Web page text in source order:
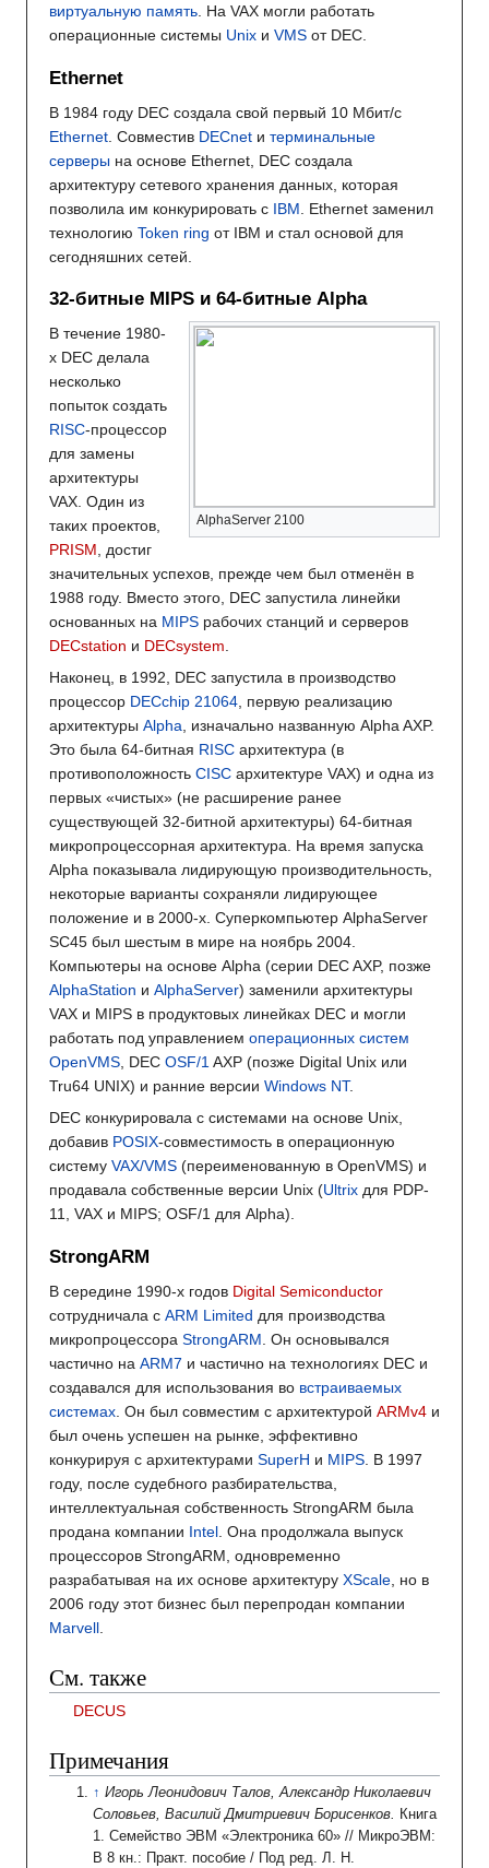
виртуальную память. На VAX могли работать
операционные системы Unix и VMS от DEC.
Ethernet
В 1984 году DEC создала свой первый 10 Мбит/с
Ethernet . Совместив DECnet и терминальные
серверы на основе Ethernet, DEC создала
архитектуру сетевого хранения данных, которая
позволила им конкурировать с IBM . Ethernet заменил
технологию Token ring от IBM и стал основой для
сегодняшних сетей.
32-битные MIPS и 64-битные Alpha
AlphaServer 2100
В течение 1980-
х DEC делала
несколько
попыток создать
RISC-процессор
для замены
архитектуры
VAX. Один из
таких проектов,
PRISM, достиг
значительных успехов, прежде чем был отменён в
1988 году. Вместо этого, DEC запустила линейки
основанных на MIPS рабочих станций и серверов
DECstation и DECsystem.
Наконец, в 1992, DEC запустила в производство
процессор DECchip 21064, первую реализацию
архитектуры Alpha, изначально названную Alpha AXP.
Это была 64-битная RISC архитектура (в
противоположность CISC архитектуре VAX) и одна из
первых «чистых» (не расширение ранее
существующей 32-битной архитектуры) 64-битная
микропроцессорная архитектура. На время запуска
Alpha показывала лидирующую производительность,
некоторые варианты сохраняли лидирующее
положение и в 2000-х. Суперкомпьютер AlphaServer
SC45 был шестым в мире на ноябрь 2004.
Компьютеры на основе Alpha (серии DEC AXP, позже
AlphaStation и AlphaServer) заменили архитектуры
VAX и MIPS в продуктовых линейках DEC и могли
работать под управлением операционных систем
OpenVMS, DEC OSF/1AXP (позже Digital Unix или
Tru64 UNIX) и ранние версии Windows NT.
DEC конкурировала с системами на основе Unix,
добавив POSIX-совместимость в операционную
систему VAX/VMS (переименованную в OpenVMS) и
продавала собственные версии Unix (Ultrix для PDP-
11, VAX и MIPS; OSF/1 для Alpha).
StrongARM
В середине 1990-х годов Digital Semiconductor
сотрудничала с ARM Limited для производства
микропроцессора StrongARM . Он основывался
частично на ARM7 и частично на технологиях DEC и
создавался для использования во встраиваемых
системах . Он был совместим с архитектурой ARMv4 и
был очень успешен на рынке, эффективно
конкурируя с архитектурами SuperH и MIPS . В 1997
году, после судебного разбирательства,
интеллектуальная собственность StrongARM была
продана компании Intel . Она продолжала выпуск
процессоров StrongARM, одновременно
разрабатывая на их основе архитектуру XScale , но в
2006 году этот бизнес был перепродан компании
Marvell
См. также
DECUS
Примечания
Игорь Леонидович Талов, Александр Николаевич
Соловьев, Василий Дмитриевич Борисенков. Книга
1. Семейство ЭВМ «Электроника 60» // МикроЭВМ:
В 8 кн.: Практ. пособие /
Под ред. Л. Н.